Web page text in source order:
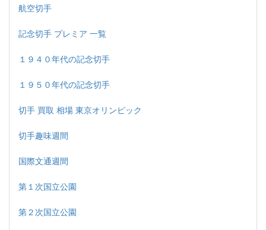
航空切手
記念切手 プレミア 一覧
１９４０年代の記念切手
１９５０年代の記念切手
切手 買取 相場 東京オリンピック
切手趣味週間
国際文通週間
第１次国立公園
第２次国立公園